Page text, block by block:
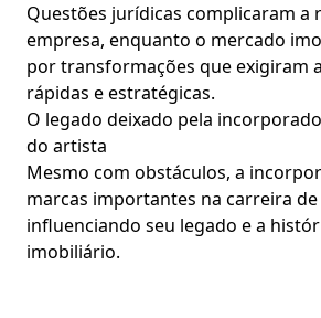
Questões jurídicas complicaram a
empresa, enquanto o mercado
por transformações que exigiram
rápidas e estratégicas.
O legado deixado pela
do artista
Mesmo com obstáculos, a
marcas importantes na carreira
influenciando seu legado e a
imobiliário.